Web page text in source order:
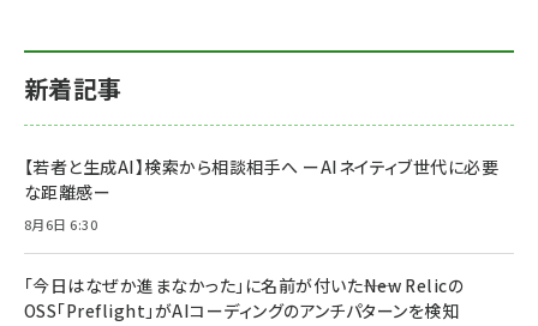
新着記事
【若者と生成AI】検索から相談相手へ ーAIネイティブ世代に必要
な距離感ー
8月6日 6:30
「今日はなぜか進まなかった」に名前が付いた――New Relicの
OSS「Preflight」がAIコーディングのアンチパターンを検知